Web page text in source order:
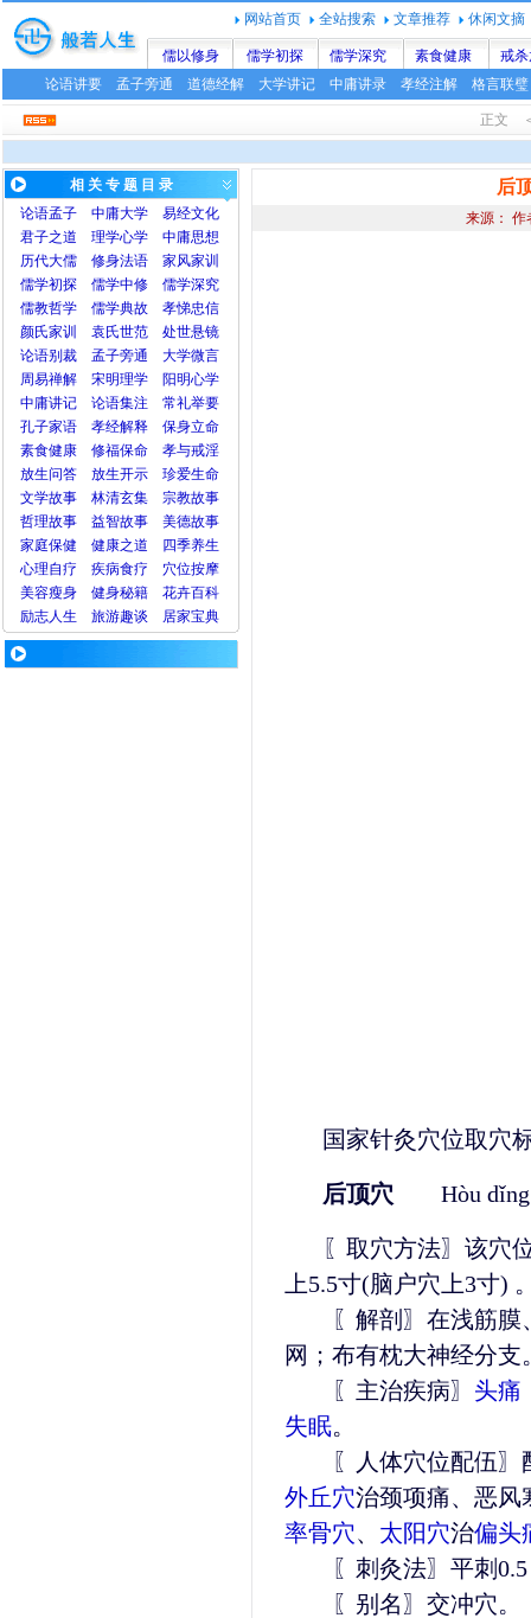
网站首页 全站搜索 文章推荐 休闲文摘
儒以修身 儒学初探 儒学深究 素食健康
戒
论语讲要
孟子旁通 道德经解 大学讲记 中庸讲录 孝经注解 格言联璧
正文
相 关 专 题 目 录
论语孟子 中庸大学
易经文化
君子之道
理学心学
中庸思想
历代大儒
修身法语
家风家训
儒学初探
儒学中修
儒学深究
儒教哲学
儒学典故
孝悌忠信
颜氏家训
袁氏世范
处世悬镜
论语别裁
孟子旁通
大学微言
周易禅解
宋明理学
阳明心学
中庸讲记
论语集注
常礼举要
孔子家语
孝经解释
保身立命
素食健康
修福保命
孝与戒淫
放生问答
放生开示
珍爱生命
文学故事
林清玄集
宗教故事
哲理故事
益智故事
美德故事
家庭保健
健康之道
四季养生
心理自疗 疾病食疗 穴位按摩
美容瘦身 健身秘籍 花卉百科
励志人生
旅游趣谈 居家宝典
后
来源：
国家针灸穴位取穴
后顶穴 Hòu dǐng
〖取穴方法〗该穴
上5.5寸(脑户穴上3寸)
〖解剖〗在浅筋膜
网；布有枕大神经分支
〖主治疾病〗 头痛
失眠。
〖人体穴位配伍〗
外丘穴治颈项痛、恶风
率骨穴、 太阳穴治偏头
〖刺灸法〗平刺0.5
〖别名〗交冲穴。